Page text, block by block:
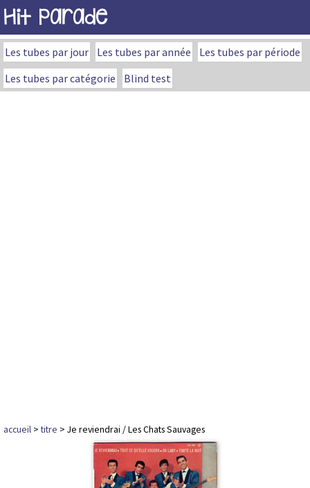
Hit Parade
Les tubes par jour Les tubes par année
Les tubes par période
Les tubes par catégorie
Blind test
accueil >titre > Je reviendrai / Les Chats Sauvages